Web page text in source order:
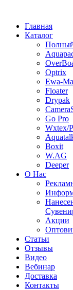
Главная
Каталог
Полный
Optrix
Ewa-
Floater
Drypak
Go Pro
Wxtex/
Boxit
W.AG
Deeper
О Нас
Акции
Статьи
Отзывы
Видео
Вебинар
Доставка
Контакты